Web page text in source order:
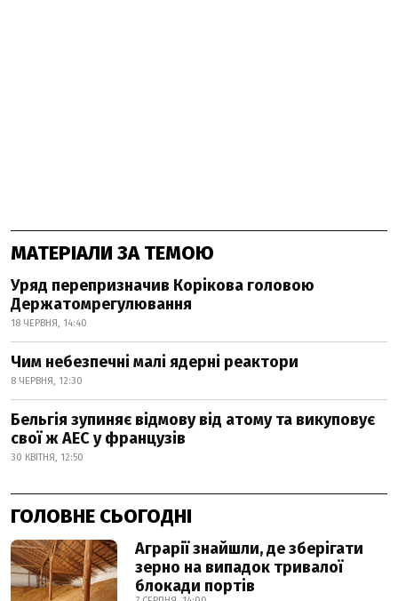
МАТЕРІАЛИ ЗА ТЕМОЮ
Уряд перепризначив Корікова головою
Держатомрегулювання
18 ЧЕРВНЯ, 14:40
Чим небезпечні малі ядерні реактори
8 ЧЕРВНЯ, 12:30
Бельгія зупиняє відмову від атому та викуповує
свої ж АЕС у французів
30 КВІТНЯ, 12:50
ГОЛОВНЕ СЬОГОДНІ
Аграрії знайшли, де зберігати
зерно на випадок тривалої
блокади портів